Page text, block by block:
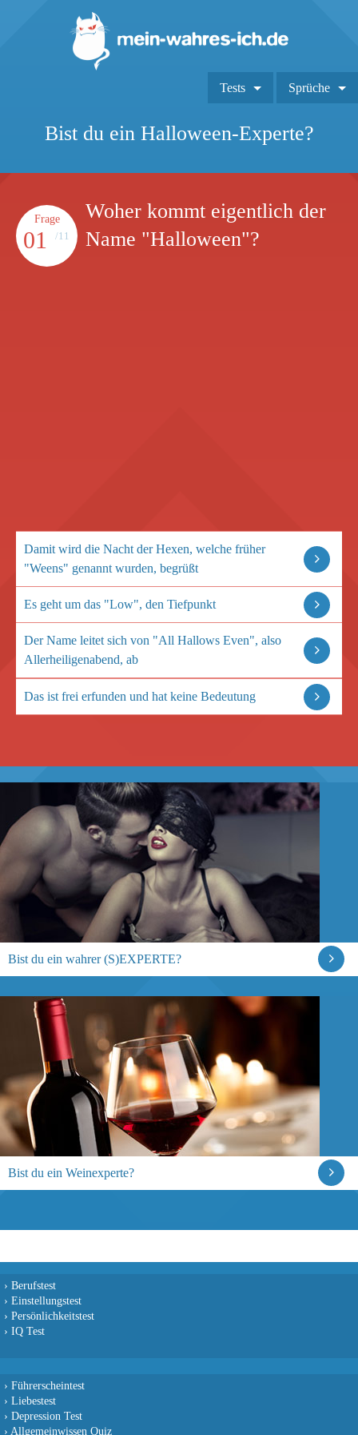
Tests Sprüche
Bist du ein Halloween-Experte?
Frage
01 /11
Woher kommt eigentlich der
Name "Halloween"?
Damit wird die Nacht der Hexen, welche früher
"Weens" genannt wurden, begrüßt
Es geht um das "Low", den Tiefpunkt
Der Name leitet sich von "All Hallows Even", also
Allerheiligenabend, ab
Das ist frei erfunden und hat keine Bedeutung
Bist du ein wahrer (S)EXPERTE?
Bist du ein Weinexperte?
› Berufstest
› Einstellungstest
› Persönlichkeitstest
› IQ Test
› Führerscheintest
› Liebestest
› Depression Test
› Allgemeinwissen Quiz